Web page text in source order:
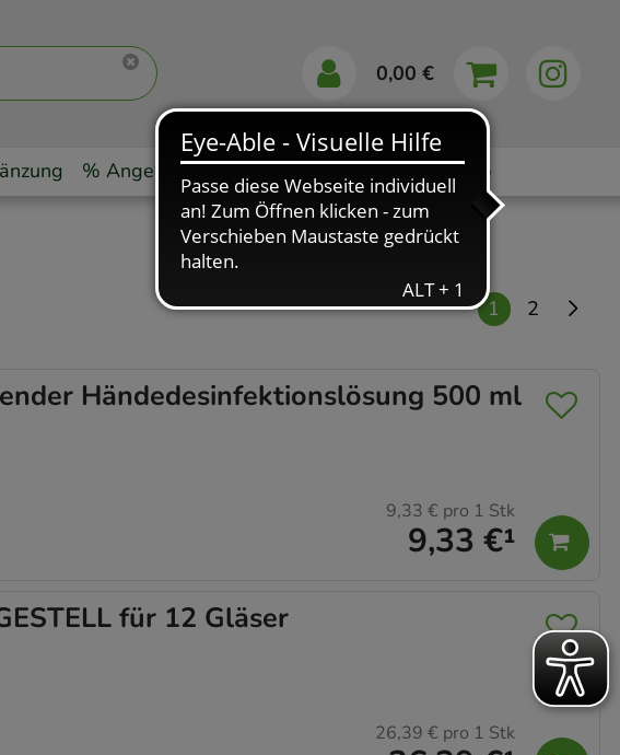
0,00 €
% Angebote Markenshops Ratgeber App
1
2
Händedesinfektionslösung 500 ml
9,33 €¹
9,33 € pro 1 Stk
für 12 Gläser
26,39 € pro 1 Stk